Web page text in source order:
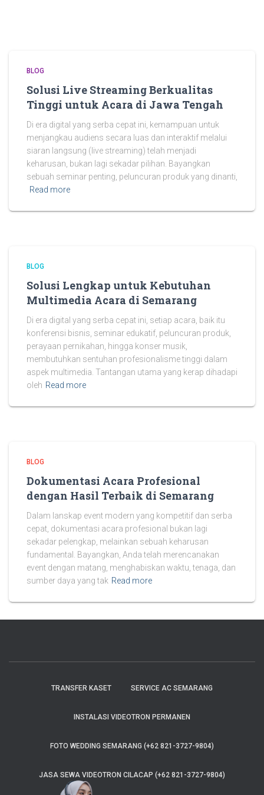
BLOG
Solusi Live Streaming Berkualitas
Tinggi untuk Acara di Jawa Tengah
Di era digital yang serba cepat ini, kemampuan untuk
menjangkau audiens secara luas dan interaktif melalui
siaran langsung (live streaming) telah menjadi
keharusan, bukan lagi sekadar pilihan. Bayangkan
sebuah seminar penting, peluncuran produk yang dinanti,
Read more
BLOG
Solusi Lengkap untuk Kebutuhan
Multimedia Acara di Semarang
Di era digital yang serba cepat ini, setiap acara, baik itu
konferensi bisnis, seminar edukatif, peluncuran produk,
perayaan pernikahan, hingga konser musik,
membutuhkan sentuhan profesionalisme tinggi dalam
aspek multimedia. Tantangan utama yang kerap dihadapi
oleh Read more
BLOG
Dokumentasi Acara Profesional
dengan Hasil Terbaik di Semarang
Dalam lanskap event modern yang kompetitif dan serba
cepat, dokumentasi acara profesional bukan lagi
sekadar pelengkap, melainkan sebuah keharusan
fundamental. Bayangkan, Anda telah merencanakan
event dengan matang, menghabiskan waktu, tenaga, dan
sumber daya yang tak Read more
TRANSFER KASET SERVICE AC SEMARANG
INSTALASI VIDEOTRON PERMANEN
FOTO WEDDING SEMARANG (+62 821-3727-9804)
JASA SEWA VIDEOTRON CILACAP (+62 821-3727-9804)